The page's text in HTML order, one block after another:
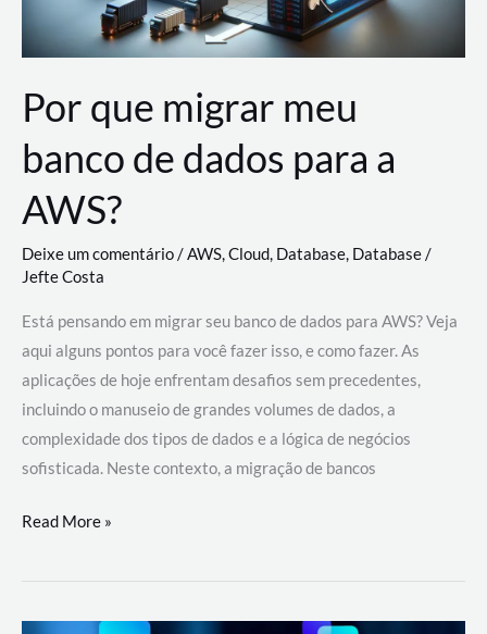
Por que migrar meu
banco de dados para a
AWS?
Deixe um comentário/AWS,Cloud, Database, Database/
Jefte Costa
Está pensando em migrar seu banco de dados para AWS? Veja
aqui alguns pontos para você fazer isso, e como fazer. As
aplicações de hoje enfrentam desafios sem precedentes,
incluindo o manuseio de grandes volumes de dados, a
complexidade dos tipos de dados e a lógica de negócios
sofisticada. Neste contexto, a migração de bancos
Por
migrar
Read More »